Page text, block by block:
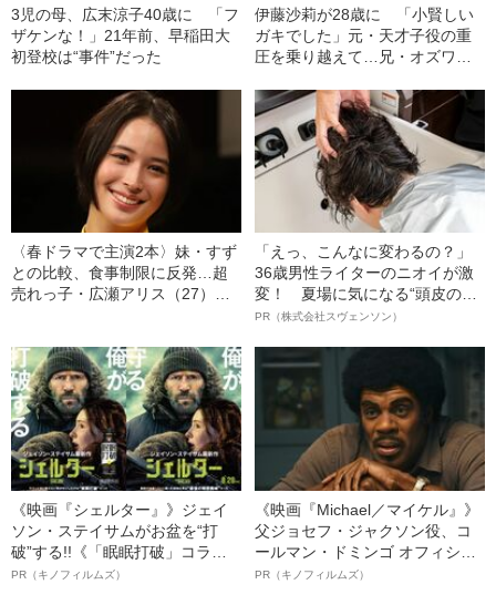
3児の母、広末涼子40歳に 「フ
ザケンな！」21年前、早稲田大
初登校は“事件”だった
伊藤沙莉が28歳に 「小賢しい
ガキでした」元・天才子役の重
圧を乗り越えて…兄・オズワル
〈春ドラマで主演2本〉妹・すず
との比較、食事制限に反発…超
売れっ子・広瀬アリス（27）を
「えっ、こんなに変わるの？」
36歳男性ライターのニオイが激
変！ 夏場に気になる“頭皮のニ
オイ”や“ベタつき”を解消す
ト”が生み出した徹底ケアとは
PR（株式会社スヴェンソン）
《映画『シェルター』》ジェイ
ソン・ステイサムがお盆を“打
破”する!!《「眠眠打破」コラ
ボ》
PR（キノフィルムズ）
《映画『Michael／マイケル』》
父ジョセフ・ジャクソン役、コ
ールマン・ドミンゴ オフィシャ
ルインタビュー“観客を魅了した
PR（キノフィルムズ）